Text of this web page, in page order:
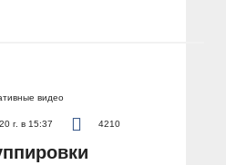
видео
г. в 15:37 4210